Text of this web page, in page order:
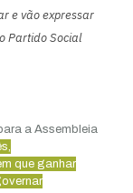
e vão expressar
Partido Social
a Assembleia
que ganhar